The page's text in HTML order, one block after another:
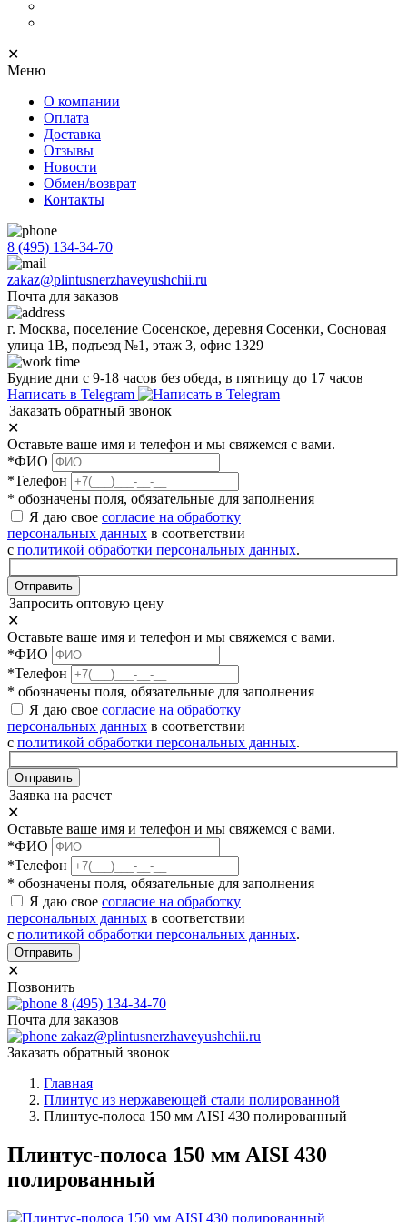
✕
Меню
О компании
Оплата
Доставка
Отзывы
Новости
Обмен/возврат
Контакты
8 (495) 134-34-70
zakaz@plintusnerzhaveyushchii.ru
Почта для заказов
г. Москва, поселение Сосенское, деревня Сосенки, Сосновая
улица 1В, подъезд №1, этаж 3, офис 1329
Будние дни с 9-18 часов без обеда, в пятницу до 17 часов
Написать в Telegram
Заказать обратный звонок
✕
Оставьте ваше имя и телефон и мы свяжемся с вами.
*ФИО
*Телефон
* обозначены поля, обязательные для заполнения
Я даю свое согласие на обработку
персональных данных в соответствии
с политикой обработки персональных данных.
Отправить
Запросить оптовую цену
✕
Оставьте ваше имя и телефон и мы свяжемся с вами.
*ФИО
*Телефон
* обозначены поля, обязательные для заполнения
Я даю свое согласие на обработку
персональных данных в соответствии
с политикой обработки персональных данных.
Отправить
Заявка на расчет
✕
Оставьте ваше имя и телефон и мы свяжемся с вами.
*ФИО
*Телефон
* обозначены поля, обязательные для заполнения
Я даю свое согласие на обработку
персональных данных в соответствии
с политикой обработки персональных данных.
Отправить
✕
Позвонить
8 (495) 134-34-70
Почта для заказов
zakaz@plintusnerzhaveyushchii.ru
Заказать обратный звонок
Главная
Плинтус из нержавеющей стали полированной
Плинтус-полоса 150 мм AISI 430 полированный
Плинтус-полоса 150 мм AISI 430
полированный